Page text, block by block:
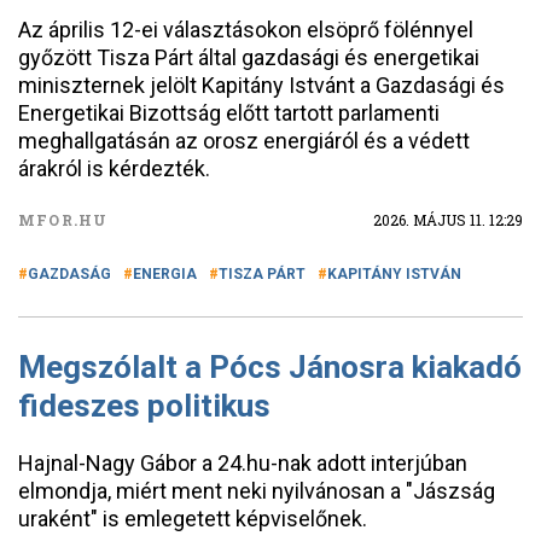
Az április 12-ei választásokon elsöprő fölénnyel
győzött Tisza Párt által gazdasági és energetikai
miniszternek jelölt Kapitány Istvánt a Gazdasági és
Energetikai Bizottság előtt tartott parlamenti
meghallgatásán az orosz energiáról és a védett
árakról is kérdezték.
MFOR.HU 2026. MÁJUS 11. 12:29
GAZDASÁG ENERGIA TISZA PÁRT KAPITÁNY ISTVÁN
Megszólalt a Pócs Jánosra kiakadó
fideszes politikus
Hajnal-Nagy Gábor a 24.hu-nak adott interjúban
elmondja, miért ment neki nyilvánosan a "Jászság
uraként" is emlegetett képviselőnek.